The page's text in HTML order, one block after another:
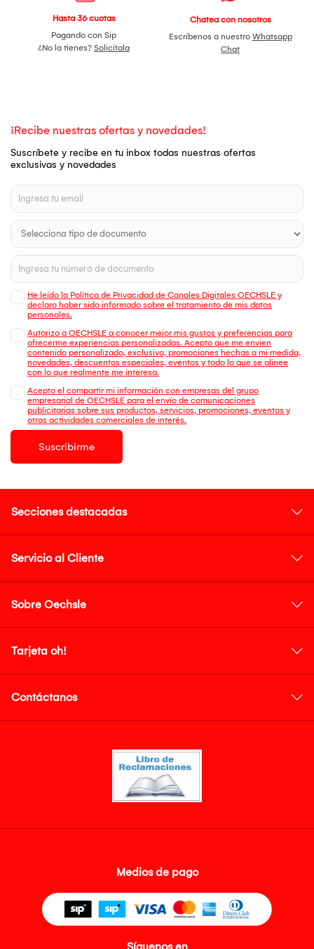
Hasta 36 cuotas
Pagando con Sip
¿No la tienes? Solicítala
Chatea con nosotros
Escríbenos a nuestro Whatsapp
Chat
¡Recibe nuestras ofertas y novedades!
Suscríbete y recibe en tu inbox todas nuestras ofertas
exclusivas y novedades
He leído la Política de Privacidad de Canales Digitales OECHSLE y
declaro haber sido informado sobre el tratamiento de mis datos
personales.
Autorizo a OECHSLE a conocer mejor mis gustos y preferencias para
ofrecerme experiencias personalizadas. Acepto que me envien
contenido personalizado, exclusivo, promociones hechas a mi medida,
novedades, descuentos especiales, eventos y todo lo que se alinee
con lo que realmente me interesa.
Acepto el compartir mi información con empresas del grupo
empresarial de OECHSLE para el envío de comunicaciones
publicitarias sobre sus productos, servicios, promociones, eventos y
otras actividades comerciales de interés.
Suscribirme
Secciones destacadas
Servicio al Cliente
Sobre Oechsle
Tarjeta oh!
Contáctanos
Medios de pago
Síguenos en